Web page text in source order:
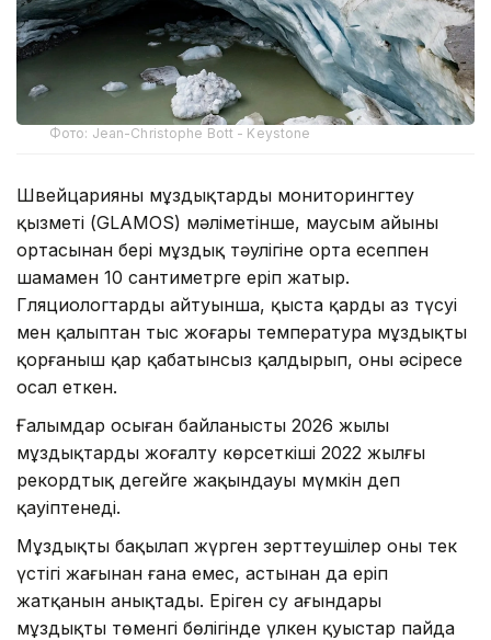
Фото: Jean-Christophe Bott - Keystone
Швейцарияның мұздықтарды мониторингтеу
қызметі (GLAMOS) мәліметінше, маусым айының
ортасынан бері мұздық тәулігіне орта есеппен
шамамен 10 сантиметрге еріп жатыр.
Гляциологтардың айтуынша, қыста қардың аз түсуі
мен қалыптан тыс жоғары температура мұздықты
қорғаныш қар қабатынсыз қалдырып, оны әсіресе
осал еткен.
Ғалымдар осыған байланысты 2026 жылы
мұздықтардың жоғалту көрсеткіші 2022 жылғы
рекордтық деңгейге жақындауы мүмкін деп
қауіптенеді.
Мұздықты бақылап жүрген зерттеушілер оның тек
үстіңгі жағынан ғана емес, астынан да еріп
жатқанын анықтады. Еріген су ағындары
мұздықтың төменгі бөлігінде үлкен қуыстар пайда